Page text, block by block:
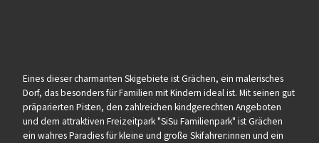
Eines dieser charmanten Skigebiete ist Grächen, ein malerisches
Dorf, das besonders für Familien mit Kindern ideal ist. Mit seinen gut
präparierten Pisten, den zahlreichen kindgerechten Angeboten
und dem attraktiven Freizeitpark "SiSu Familienpark" ist Grächen
ein wahres Paradies für kleine und große Skifahrer:innen und ein